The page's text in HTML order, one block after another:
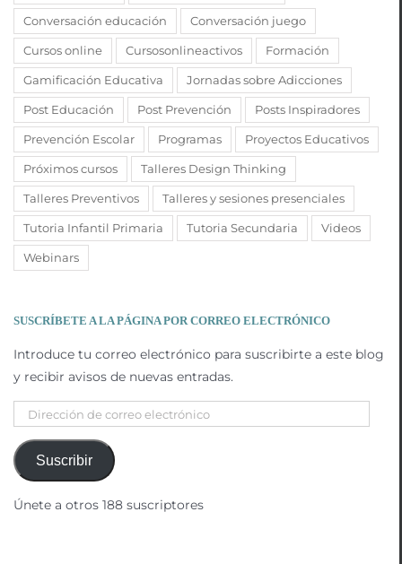
Conversación educación Conversación juego
Cursos online Cursosonlineactivos Formación
Gamificación Educativa Jornadas sobre Adicciones
Post Educación Post Prevención Posts Inspiradores
Prevención Escolar Programas Proyectos Educativos
Próximos cursos Talleres Design Thinking
Talleres Preventivos Talleres y sesiones presenciales
Tutoria Infantil Primaria Tutoria Secundaria Videos
Webinars
SUSCRÍBETE A LA PÁGINA POR CORREO ELECTRÓNICO
Introduce tu correo electrónico para suscribirte a este blog
y recibir avisos de nuevas entradas.
Dirección
correo
electrónico
Suscribir
Únete a otros 188 suscriptores